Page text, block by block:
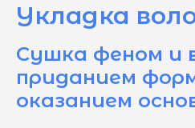
Укладка
Сушка феном и
приданием
оказанием